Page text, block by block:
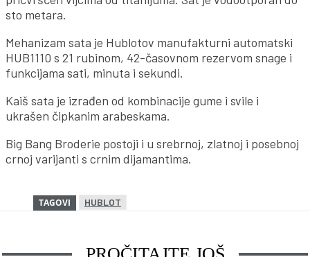
sto metara.
Mehanizam sata je Hublotov manufakturni automatski
HUB1110 s 21 rubinom, 42-časovnom rezervom snage i
funkcijama sati, minuta i sekundi.
Kaiš sata je izrađen od kombinacije gume i svile i
ukrašen čipkanim arabeskama.
Big Bang Broderie postoji i u srebrnoj, zlatnoj i posebnoj
crnoj varijanti s crnim dijamantima.
TAGOVI HUBLOT